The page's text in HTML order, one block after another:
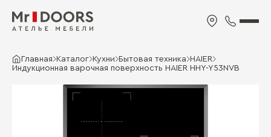
Главная Каталог Кухни Бытовая техника
HAIER
Индукционная варочная поверхность HAIER HHY-Y53NVB